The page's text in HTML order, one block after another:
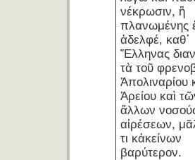
νέκρωσιν, ἢ
πλανωμένης
ἀδελφέ, καθ᾽
Ἕλληνας
τὰ τοῦ
Ἀπολιναρίου
Ἀρείου καὶ
ἄλλων
αἱρέσεων,
τι κἀκείνων
βαρύτερον.